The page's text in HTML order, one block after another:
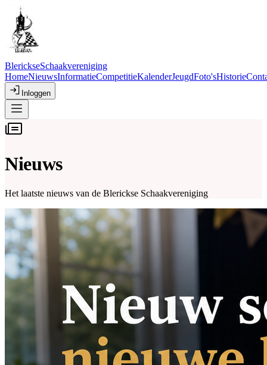
BlerickseSchaakvereniging
HomeNieuwsInformatieCompetitieKalenderJeugdFoto'sHistorie
Inloggen
Nieuws
Het laatste nieuws van de Blerickse Schaakvereniging